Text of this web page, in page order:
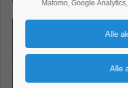
Matomo, Google